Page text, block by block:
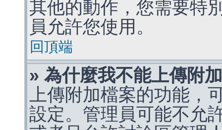
其他的動作，您需要特
員允許您使用。
回頂端
» 為什麼我不能上傳附
上傳附加檔案的功能，
設定。管理員可能不允